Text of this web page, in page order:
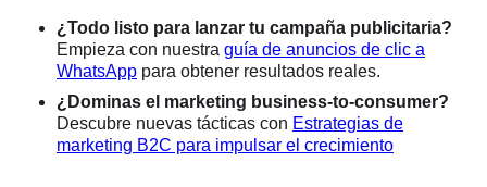
¿Todo listo para lanzar tu campaña publicitaria?
Empieza con nuestra guía de anuncios de clic a
WhatsApp para obtener resultados reales.
¿Dominas el marketing business-to-consumer?
Descubre nuevas tácticas con Estrategias de
marketing B2C para impulsar el crecimiento